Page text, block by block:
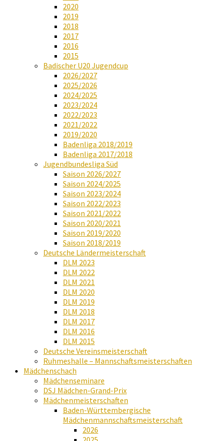
2020
2019
2018
2017
2016
2015
Badischer U20 Jugendcup
2026/2027
2025/2026
2024/2025
2023/2024
2022/2023
2021/2022
2019/2020
Badenliga 2018/2019
Badenliga 2017/2018
Jugendbundesliga Süd
Saison 2026/2027
Saison 2024/2025
Saison 2023/2024
Saison 2022/2023
Saison 2021/2022
Saison 2020/2021
Saison 2019/2020
Saison 2018/2019
Deutsche Ländermeisterschaft
DLM 2023
DLM 2022
DLM 2021
DLM 2020
DLM 2019
DLM 2018
DLM 2017
DLM 2016
DLM 2015
Deutsche Vereinsmeisterschaft
Ruhmeshalle – Mannschaftsmeisterschaften
Mädchenschach
Mädchenseminare
DSJ Mädchen-Grand-Prix
Mädchenmeisterschaften
Baden-Württembergische
Mädchenmannschaftsmeisterschaft
2026